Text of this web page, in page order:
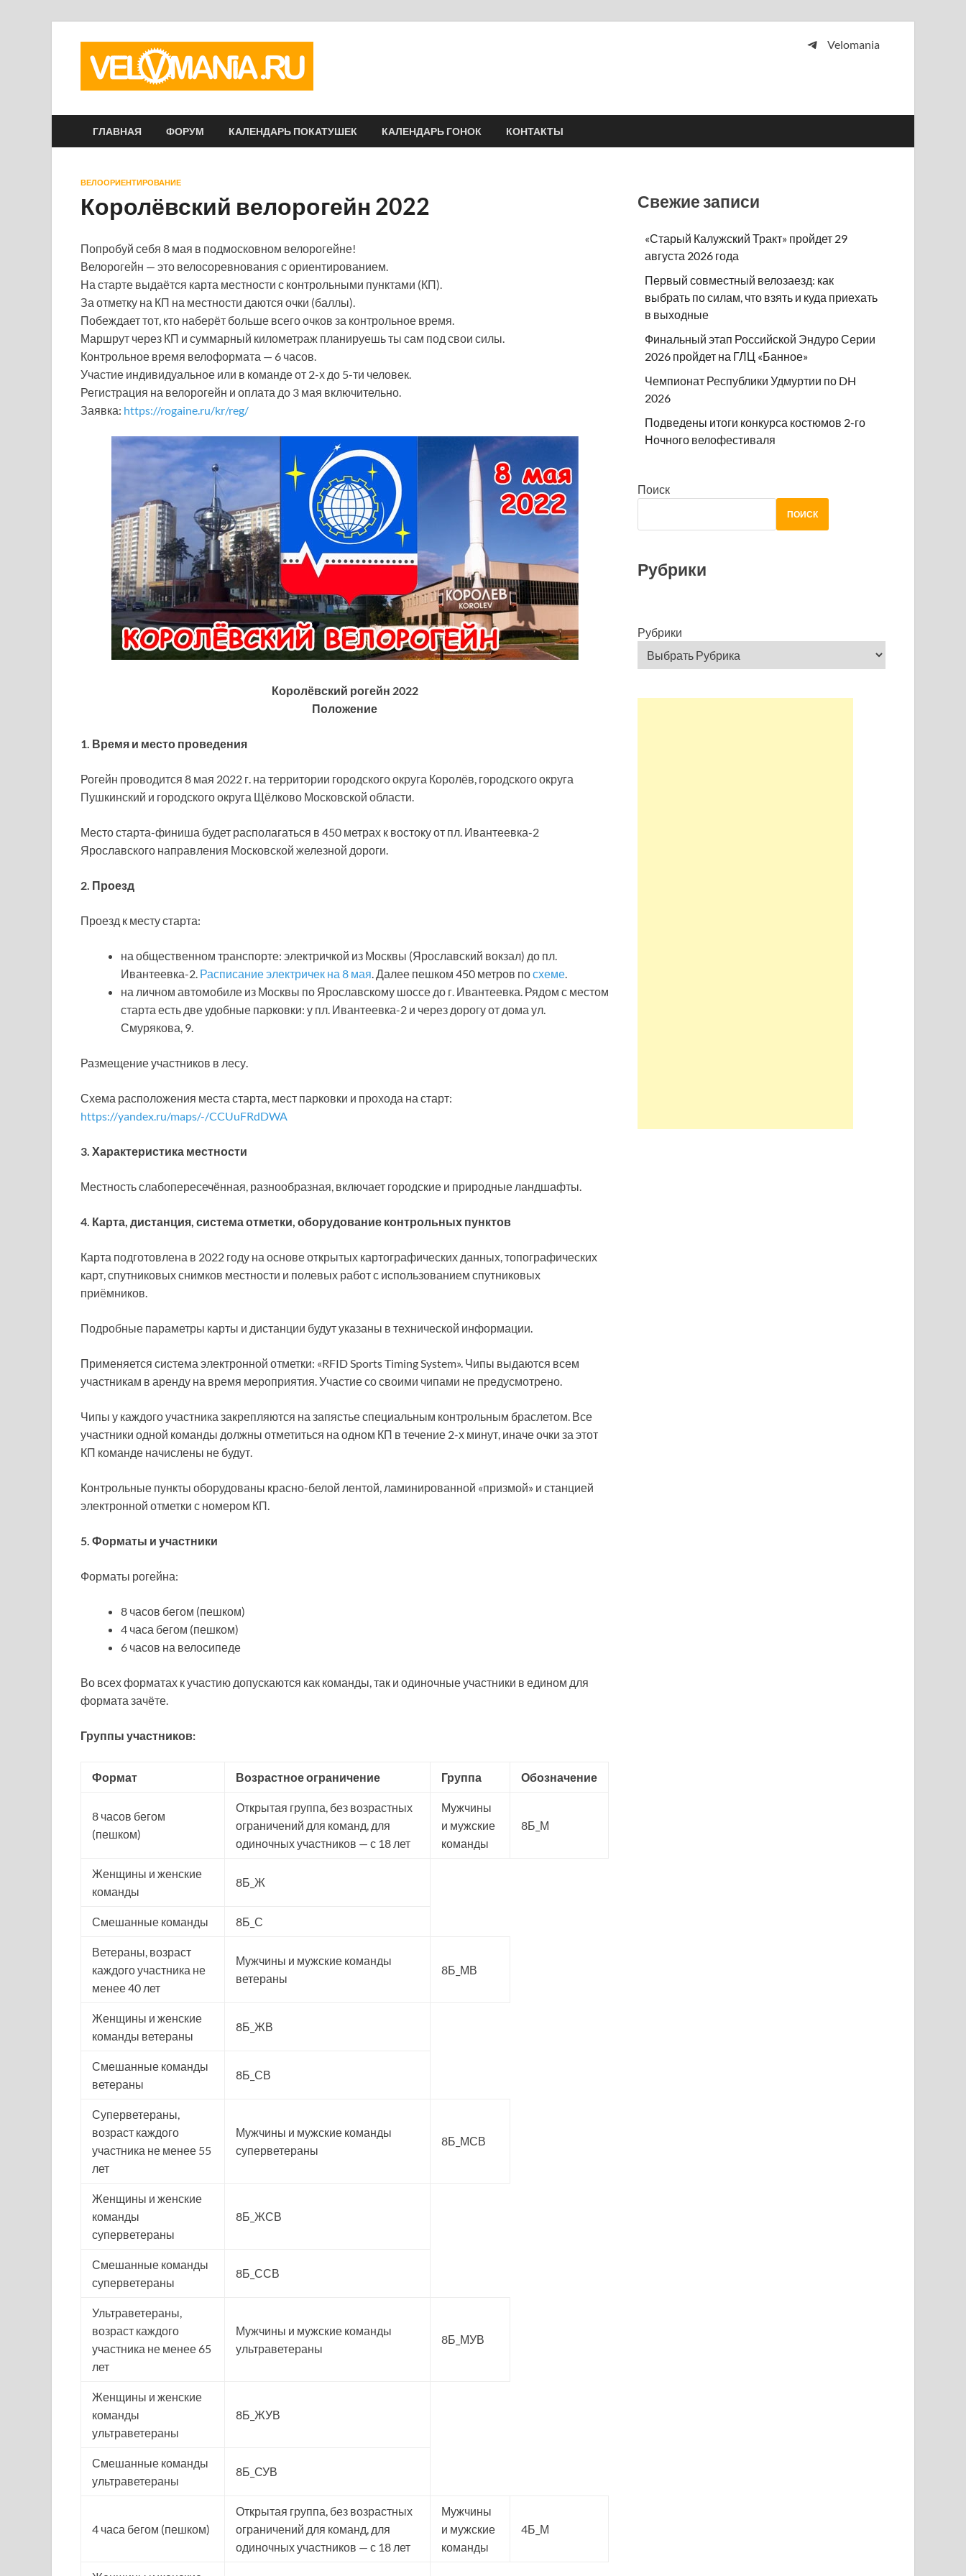
Velomania
ГЛАВНАЯ ФОРУМ КАЛЕНДАРЬ ПОКАТУШЕК КАЛЕНДАРЬ ГОНОК КОНТАКТЫ
ВЕЛООРИЕНТИРОВАНИЕ
Королёвский велорогейн 2022
Попробуй себя 8 мая в подмосковном велорогейне!
Велорогейн — это велосоревнования с ориентированием.
На старте выдаётся карта местности с контрольными пунктами (КП).
За отметку на КП на местности даются очки (баллы).
Побеждает тот, кто наберёт больше всего очков за контрольное время.
Маршрут через КП и суммарный километраж планируешь ты сам под свои силы.
Контрольное время велоформата — 6 часов.
Участие индивидуальное или в команде от 2-х до 5-ти человек.
Регистрация на велорогейн и оплата до 3 мая включительно.
Заявка: https://rogaine.ru/kr/reg/
Королёвский рогейн 2022
Положение
1. Время и место проведения
Рогейн проводится 8 мая 2022 г. на территории городского округа Королёв, городского округа
Пушкинский и городского округа Щёлково Московской области.
Место старта-финиша будет располагаться в 450 метрах к востоку от пл. Ивантеевка-2
Ярославского направления Московской железной дороги.
2. Проезд
Проезд к месту старта:
на общественном транспорте: электричкой из Москвы (Ярославский вокзал) до пл.
Ивантеевка-2. Расписание электричек на 8 мая. Далее пешком 450 метров посхеме.
на личном автомобиле из Москвы по Ярославскому шоссе до г. Ивантеевка. Рядом с местом
старта есть две удобные парковки: у пл. Ивантеевка-2 и через дорогу от дома ул.
Смурякова, 9.
Размещение участников в лесу.
Схема расположения места старта, мест парковки и прохода на старт:
https://yandex.ru/maps/-/CCUuFRdDWA
3. Характеристика местности
Местность слабопересечённая, разнообразная, включает городские и природные ландшафты.
4. Карта, дистанция, система отметки, оборудование контрольных пунктов
Карта подготовлена в 2022 году на основе открытых картографических данных, топографических
карт, спутниковых снимков местности и полевых работ с использованием спутниковых
приёмников.
Подробные параметры карты и дистанции будут указаны в технической информации.
Применяется система электронной отметки: «RFID Sports Timing System». Чипы выдаются всем
участникам в аренду на время мероприятия. Участие со своими чипами не предусмотрено.
Чипы у каждого участника закрепляются на запястье специальным контрольным браслетом. Все
участники одной команды должны отметиться на одном КП в течение 2-х минут, иначе очки за этот
КП команде начислены не будут.
Контрольные пункты оборудованы красно-белой лентой, ламинированной «призмой» и станцией
электронной отметки с номером КП.
5. Форматы и участники
Форматы рогейна:
8 часов бегом (пешком)
4 часа бегом (пешком)
6 часов на велосипеде
Во всех форматах к участию допускаются как команды, так и одиночные участники в едином для
формата зачёте.
Группы участников:
Формат Возрастное ограничение Группа Обозначение
8 часов бегом
(пешком)
Открытая группа, без возрастных
ограничений для команд, для
одиночных участников — с 18 лет
Мужчины
и мужские
команды
8Б_М
Женщины и женские
команды
8Б_Ж
Смешанные команды 8Б_С
Ветераны, возраст
каждого участника не
менее 40 лет
Мужчины и мужские команды
ветераны
8Б_МВ
Женщины и женские
команды ветераны
8Б_ЖВ
Смешанные команды
ветераны
8Б_СВ
Суперветераны,
возраст каждого
участника не менее 55
лет
Мужчины и мужские команды
суперветераны
8Б_МСВ
Женщины и женские
команды
суперветераны
8Б_ЖСВ
Смешанные команды
суперветераны
8Б_ССВ
Ультраветераны,
возраст каждого
участника не менее 65
лет
Мужчины и мужские команды
ультраветераны
8Б_МУВ
Женщины и женские
команды
ультраветераны
8Б_ЖУВ
Смешанные команды
ультраветераны
8Б_СУВ
4 часа бегом (пешком)
Открытая группа, без возрастных
ограничений для команд, для
одиночных участников — с 18 лет
Мужчины
и мужские
команды
4Б_М
Свежие записи
«Старый Калужский Тракт» пройдет 29
августа 2026 года
Первый совместный велозаезд: как
выбрать по силам, что взять и куда приехать
в выходные
Финальный этап Российской Эндуро Серии
2026 пройдет на ГЛЦ «Банное»
Чемпионат Республики Удмуртии по DH
2026
Подведены итоги конкурса костюмов 2-го
Ночного велофестиваля
Поиск
ПОИСК
Рубрики
Рубрики